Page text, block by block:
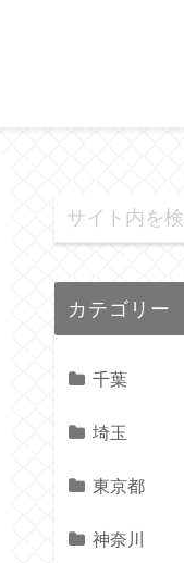
カテゴリー
千葉
埼玉
東京都
神奈川